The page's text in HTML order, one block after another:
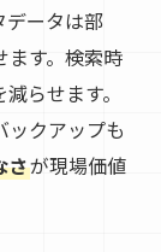
データは部
ます。検索時
らせます。
ックアップも
さが現場価値